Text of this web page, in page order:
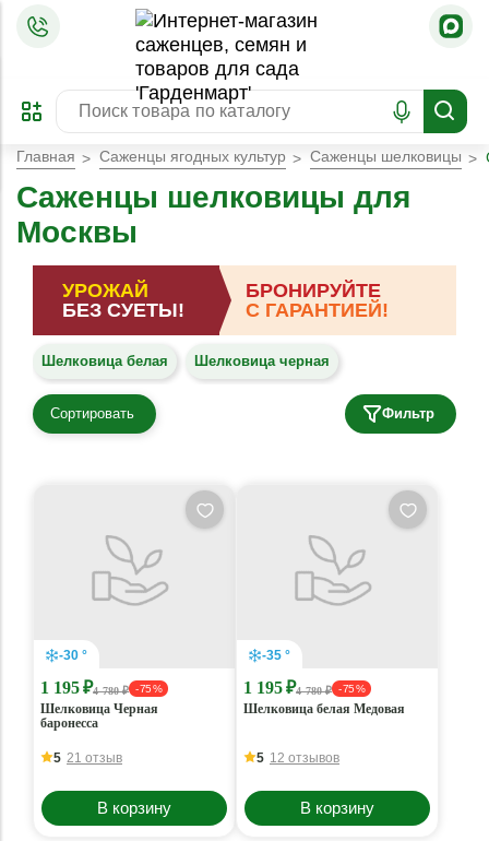
ПРЕДЗАКАЗ
ЗАБРОНИРОВАТЬ
ЛУЧШЕЕ
Главная Саженцы ягодных культур Саженцы шелковицы
Саженцы шелковицы для
Москвы
УРОЖАЙ
БЕЗ СУЕТЫ!
БРОНИРУЙТЕ
С ГАРАНТИЕЙ!
Шелковица белая Шелковица черная
Сортировать Фильтр
-30 °
1 195 ₽4 780 ₽ - 75 %
Шелковица Черная
баронесса
5 21 отзыв
В корзину
-35 °
1 195 ₽4 780 ₽ - 75 %
Шелковица белая Медовая
5 12 отзывов
В корзину